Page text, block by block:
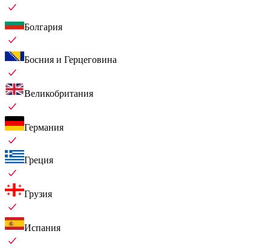
Болгария
Босния и Герцеговина
Великобритания
Германия
Греция
Грузия
Испания